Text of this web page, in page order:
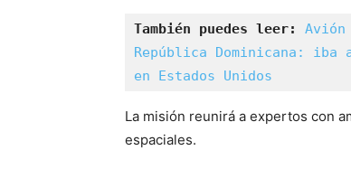
También puedes leer:
República Dominicana: iba
en Estados Unidos
La misión reunirá a expertos con
espaciales.